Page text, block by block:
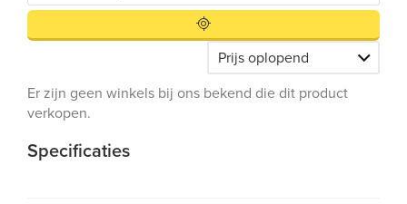
Er zijn geen winkels bij ons bekend die dit product
verkopen.
Specificaties